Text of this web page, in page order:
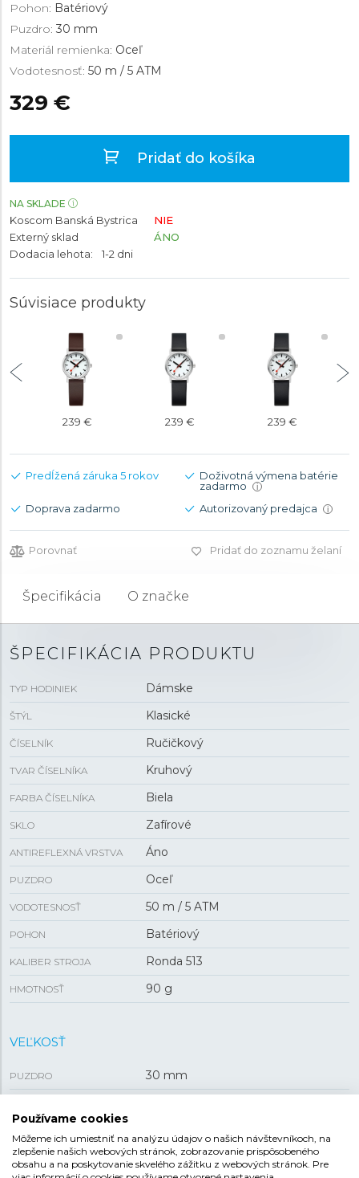
Pohon: Batériový
Puzdro: 30 mm
Materiál remienka: Oceľ
Vodotesnosť: 50 m / 5 ATM
329 €
Pridať do košíka
NA SKLADE
Koscom Banská Bystrica
NIE
Externý sklad
ÁNO
Dodacia lehota:
1-2 dni
Súvisiace produkty
239 € 239 € 239 €
Predĺžená záruka 5 rokov
Doživotná výmena batérie
zadarmo
i
Doprava zadarmo Autorizovaný predajca i
Porovnať Pridať do zoznamu želaní
Špecifikácia O značke
ŠPECIFIKÁCIA PRODUKTU
TYP HODINIEK Dámske
ŠTÝL Klasické
ČÍSELNÍK Ručičkový
TVAR ČÍSELNÍKA Kruhový
FARBA ČÍSELNÍKA Biela
SKLO Zafírové
ANTIREFLEXNÁ VRSTVA Áno
PUZDRO Oceľ
VODOTESNOSŤ 50 m / 5 ATM
POHON Batériový
KALIBER STROJA Ronda 513
HMOTNOSŤ 90 g
VEĽKOSŤ
PUZDRO 30 mm
REMIENOK
Používame cookies
Môžeme ich umiestniť na analýzu údajov o našich návštevníkoch, na
zlepšenie našich webových stránok, zobrazovanie prispôsobeného
obsahu a na poskytovanie skvelého zážitku z webových stránok. Pre